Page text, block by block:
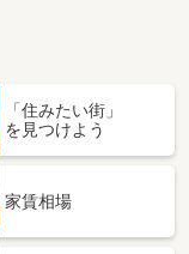
「住みたい街」
を見つけよう
家賃相場